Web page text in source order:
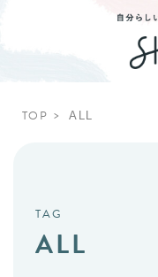
TOP ALL
TAG
ALL